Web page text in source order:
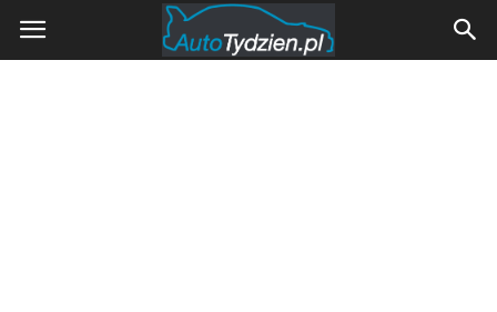
AutoTydzien.pl